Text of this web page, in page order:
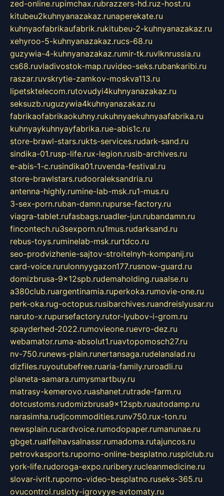
zed-online.rupimchax.rubrazzers-hd.ruz-host.ru
kitubeu2kuhnyanazakaz.runaperekate.ru
kuhnyaofabrikaufabrik.rukitubeu-2-kuhnyanazakaz.ru
xehyroo-5-kuhnyanazakaz.rucs-68.ru
guzywia-4-kuhnyanazakaz.rumir-tk.ruvlknrussia.ru
cs68.ruvladivostok-map.ruvideo-seks.rubankaribi.ru
raszar.ruvskrytie-zamkov-moskva113.ru
lipetsktelecom.rutovudyi4kuhnyanazakaz.ru
seksuzb.ruguzywia4kuhnyanazakaz.ru
fabrikaofabrikaokuhny.rukuhnyaekuhnyaafabrika.ru
kuhnyaykuhnyayfabrika.rue-abis1c.ru
store-brawl-stars.rukts-services.rudark-sand.ru
sindika-01.rusp-life.rux-legion.rusib-archives.ru
e-abis-1-c.rusindika01.ruvenda-festival.ru
store-brawlstars.rudooraleksandria.ru
antenna-highly.rumine-lab-msk.ru1-mus.ru
3-sex-porn.ruban-damn.rupurse-factory.ru
viagra-tablet.rufasbags.ruadler-jun.rubandamn.ru
fincontech.ru3sexporn.ru1mus.rudarksand.ru
rebus-toys.ruminelab-msk.rurtdco.ru
seo-prodvizhenie-sajtov-stroitelnyh-kompanij.ru
card-voice.rurulonnyygazon177.rusnow-guard.ru
domizbrusa-9x12spb.rudemaholding.ruaalse.ru
a380club.ruargentinamia.ruperkoka.rumovie-one.ru
perk-oka.rug-octopus.rusibarchives.ruandreislyusar.ru
naruto-x.rupursefactory.rutor-lyubov-i-grom.ru
spayderhed-2022.rumovieone.ruevro-dez.ru
webamator.ruma-absolut1.ruavtopomosch27.ru
nv-750.runews-plain.runertansaga.rudelanalad.ru
dizfiles.ruyoutubefree.ruaria-family.ruroadli.ru
planeta-samara.rumysmartbuy.ru
matrasy-kemerovo.ruashanet.rutrade-farm.ru
dotcustoms.rudomizbrusa9x12spb.ruautodamp.ru
narasimha.rudjcommodities.runv750.rux-ton.ru
newsplain.rucardvoice.rumodopaper.rumanunae.ru
gbget.rualfeihavsalnassr.rumadoma.rutajuncos.ru
petrovkasports.ruporno-online-besplatno.rusplclub.ru
york-life.rudoroga-expo.ruribery.rucleanmedicine.ru
slovar-ivrit.ruporno-video-besplatno.ruseks-365.ru
ovucontrol.rusloty-igrovyye-avtomaty.ru